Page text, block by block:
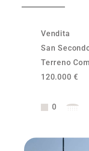
Valutazione
Vendita
San
Terreno
120.000 €
0